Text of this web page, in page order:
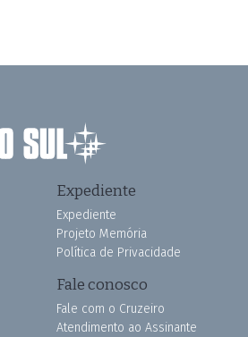
Expediente
Expediente
Projeto Memória
Política de Privacidade
Fale conosco
Fale com o Cruzeiro
Atendimento ao Assinante